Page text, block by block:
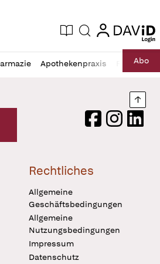
Zeitung
Aktuelle Ausgabe
Suche login
login
Apothekenpraxis RechtAbo
Verlag Logo
FacebookInstagram
Rechtliches
Allgemeine
Geschäftsbedingungen
Allgemeine
Nutzungsbedingungen
Impressum
Datenschutz